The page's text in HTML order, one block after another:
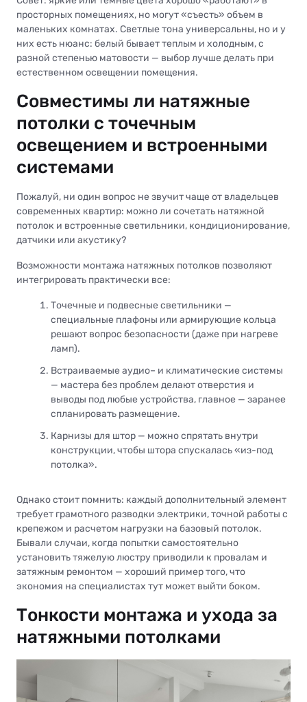
просторных помещениях, но могут «съесть» объем в
маленьких комнатах. Светлые тона универсальны, но и у
них есть нюанс: белый бывает теплым и холодным, с
разной степенью матовости — выбор лучше делать при
естественном освещении помещения.
Совместимы ли натяжные
потолки с точечным
освещением и встроенными
системами
Пожалуй, ни один вопрос не звучит чаще от владельцев
современных квартир: можно ли сочетать натяжной
потолок и встроенные светильники, кондиционирование,
датчики или акустику?
Возможности монтажа натяжных потолков позволяют
интегрировать практически все:
Точечные и подвесные светильники —
специальные плафоны или армирующие кольца
решают вопрос безопасности (даже при нагреве
ламп).
Встраиваемые аудио– и климатические системы
— мастера без проблем делают отверстия и
выводы под любые устройства, главное — заранее
спланировать размещение.
Карнизы для штор — можно спрятать внутри
конструкции, чтобы штора спускалась «из-под
потолка».
Однако стоит помнить: каждый дополнительный элемент
требует грамотного разводки электрики, точной работы с
крепежом и расчетом нагрузки на базовый потолок.
Бывали случаи, когда попытки самостоятельно
установить тяжелую люстру приводили к провалам и
затяжным ремонтом — хороший пример того, что
экономия на специалистах тут может выйти боком.
Тонкости монтажа и ухода за
натяжными потолками